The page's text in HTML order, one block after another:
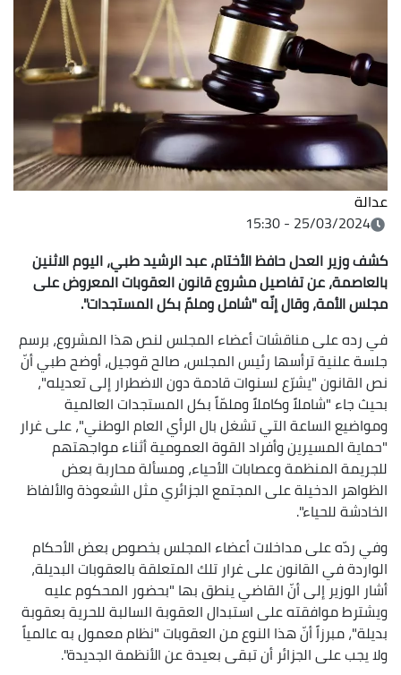
عدالة
25/03/2024 - 15:30
كشف وزير العدل حافظ الأختام، عبد الرشيد طبي، اليوم الاثنين
بالعاصمة، عن تفاصيل مشروع قانون العقوبات المعروض على
مجلس الأمة، وقال إنّه "شامل وملمّ بكل المستجدات".
في رده على مناقشات أعضاء المجلس لنص هذا المشروع، برسم
جلسة علنية ترأسها رئيس المجلس، صالح قوجيل، أوضح طبي أنّ
نص القانون "يشرّع لسنوات قادمة دون الاضطرار إلى تعديله"،
بحيث جاء "شاملاً وكاملاً وملمّاً بكل المستجدات العالمية
ومواضيع الساعة التي تشغل بال الرأي العام الوطني"، على غرار
"حماية المسيرين وأفراد القوة العمومية أثناء مواجهتهم
للجريمة المنظمة وعصابات الأحياء، ومسألة محاربة بعض
الظواهر الدخيلة على المجتمع الجزائري مثل الشعوذة والألفاظ
الخادشة للحياء".
وفي ردّه على مداخلات أعضاء المجلس بخصوص بعض الأحكام
الواردة في القانون على غرار تلك المتعلقة بالعقوبات البديلة،
أشار الوزير إلى أنّ القاضي ينطق بها "بحضور المحكوم عليه
ويشترط موافقته على استبدال العقوبة السالبة للحرية بعقوبة
بديلة"، مبرزاً أنّ هذا النوع من العقوبات "نظام معمول به عالمياً
ولا يجب على الجزائر أن تبقى بعيدة عن الأنظمة الجديدة".